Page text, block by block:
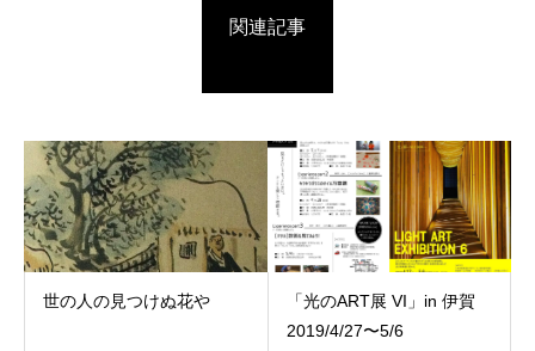
関連記事
世の人の見つけぬ花や
「光のART展 VI」in 伊賀
2019/4/27〜5/6